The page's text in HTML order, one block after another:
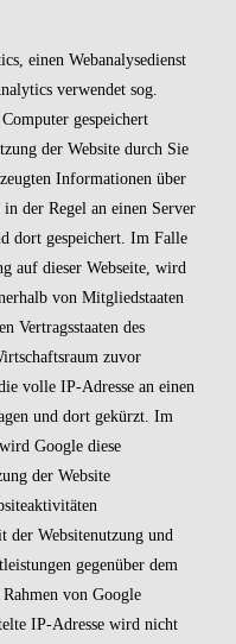
einen Webanalysedienst
verwendet sog.
gespeichert
der Website durch Sie
Informationen über
der Regel an einen Server
dort gespeichert. Im Falle
auf dieser Webseite, wird
von Mitgliedstaaten
Vertragsstaaten des
zuvor
volle IP-Adresse an einen
und dort gekürzt. Im
Google diese
der Website
der Websitenutzung und
gegenüber dem
von Google
IP-Adresse wird nicht